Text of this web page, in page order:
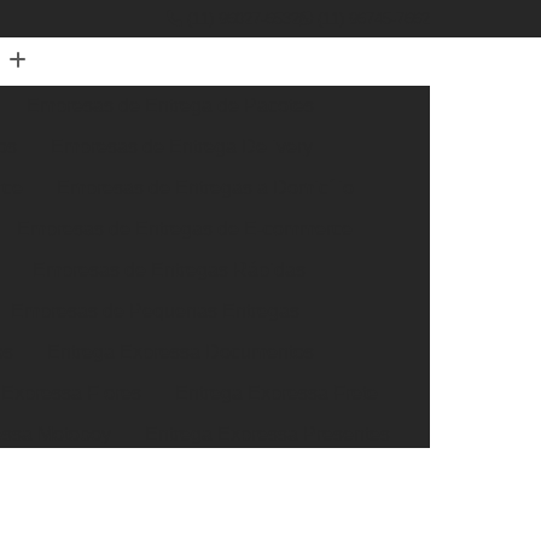
Transportadora